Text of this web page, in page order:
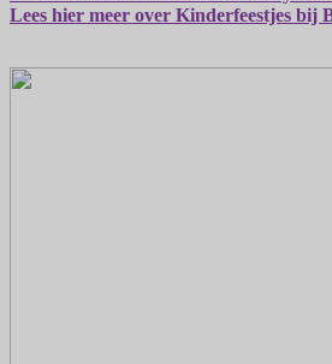
Lees hier meer over Kinderfeestjes bij